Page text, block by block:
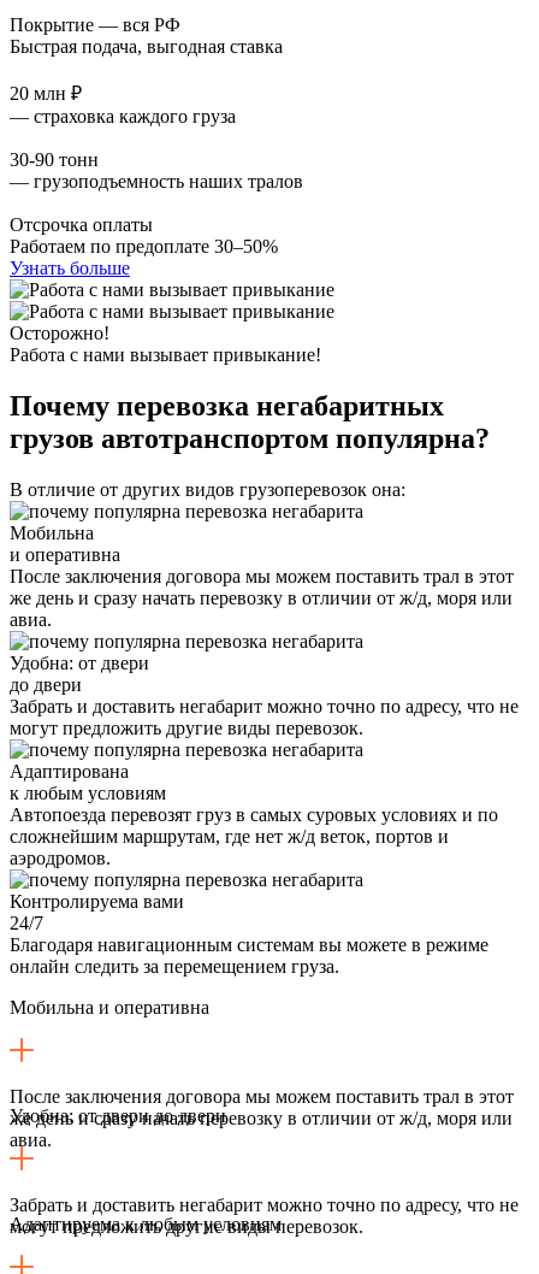
Покрытие — вся РФ
Быстрая подача, выгодная ставка
20 млн ₽
— страховка каждого груза
30-90 тонн
— грузоподъемность наших тралов
Отсрочка оплаты
Работаем по предоплате 30–50%
Узнать больше
Осторожно!
Работа с нами вызывает привыкание!
Почему перевозка негабаритных
грузов автотранспортом популярна?
В отличие от других видов грузоперевозок она:
Мобильна
и оперативна
После заключения договора мы можем поставить трал в этот
же день и сразу начать перевозку в отличии от ж/д, моря или
авиа.
Удобна: от двери
до двери
Забрать и доставить негабарит можно точно по адресу, что не
могут предложить другие виды перевозок.
Адаптирована
к любым условиям
Автопоезда перевозят груз в самых суровых условиях и по
сложнейшим маршрутам, где нет ж/д веток, портов и
аэродромов.
Контролируема вами
24/7
Благодаря навигационным системам вы можете в режиме
онлайн следить за перемещением груза.
Мобильна и оперативна
После заключения договора мы можем поставить трал в этот
же день и сразу начать перевозку в отличии от ж/д, моря или
авиа.
Удобна: от двери до двери
Забрать и доставить негабарит можно точно по адресу, что не
могут предложить другие виды перевозок.
Адаптируема к любым условиям